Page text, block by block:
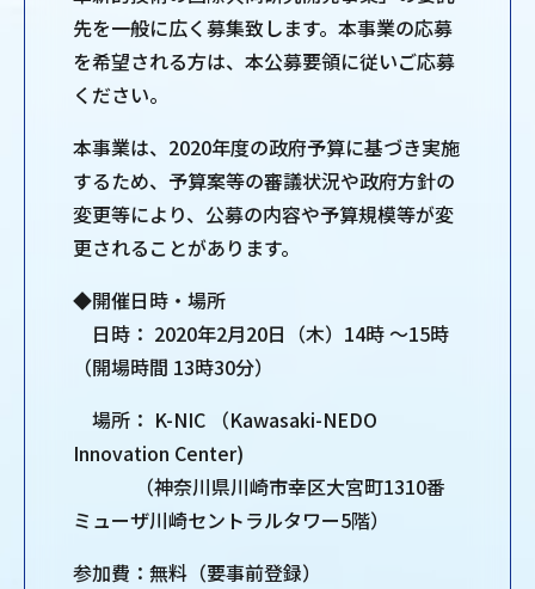
先を一般に広く募集致します。本事業の応募
を希望される方は、本公募要領に従いご応募
ください。
本事業は、2020年度の政府予算に基づき実施
するため、予算案等の審議状況や政府方針の
変更等により、公募の内容や予算規模等が変
更されることがあります。
◆開催日時・場所
日時： 2020年2月20日（木）14時 ～15時
（開場時間 13時30分）
場所： K-NIC （Kawasaki-NEDO
Innovation Center)
（神奈川県川崎市幸区大宮町1310番
ミューザ川崎セントラルタワー5階）
参加費：無料（要事前登録）